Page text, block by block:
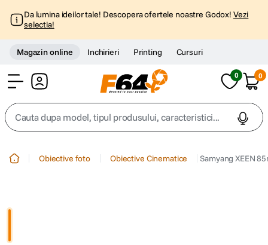
Da lumina ideilor tale! Descopera ofertele noastre Godox! Vezi
selectia!
Magazin online Inchirieri Printing Cursuri
0 0
Cauta dupa model, tipul produsului, caracteristici...
Obiective foto Obiective Cinematice Samyang XEEN